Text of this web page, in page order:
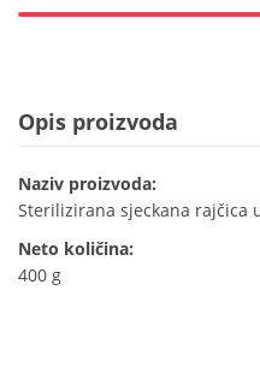
Opis proizvoda
Naziv proizvoda:
Sterilizirana sjeckana rajčica
Neto količina:
400 g